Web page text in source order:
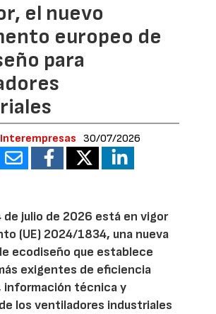
el nuevo
europeo de
para
30/07/2026
de julio de 2026 está en vigor
(UE) 2024/1834, una nueva
ecodiseño que establece
exigentes de eficiencia
información técnica y
los ventiladores industriales